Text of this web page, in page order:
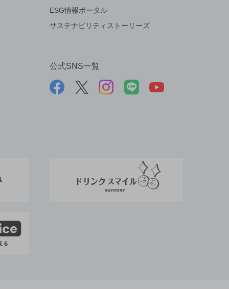
ESG情報ポータル
サステナビリティストーリーズ
公式SNS一覧